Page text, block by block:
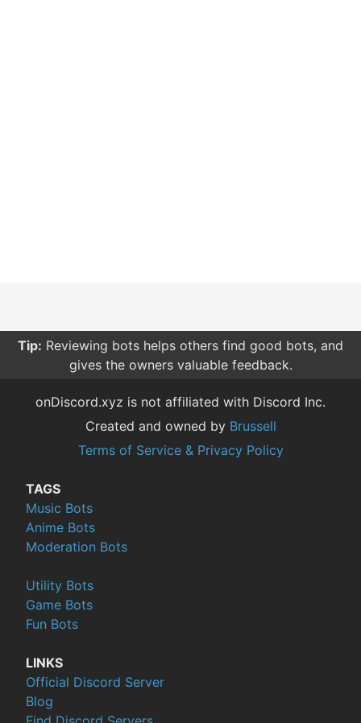
Tip: Reviewing bots helps others find good bots, and
gives the owners valuable feedback.
onDiscord.xyz is not affiliated with Discord Inc.
Created and owned by Brussell
Terms of Service & Privacy Policy
TAGS
Music Bots
Anime Bots
Moderation Bots
Utility Bots
Game Bots
Fun Bots
LINKS
Official Discord Server
Blog